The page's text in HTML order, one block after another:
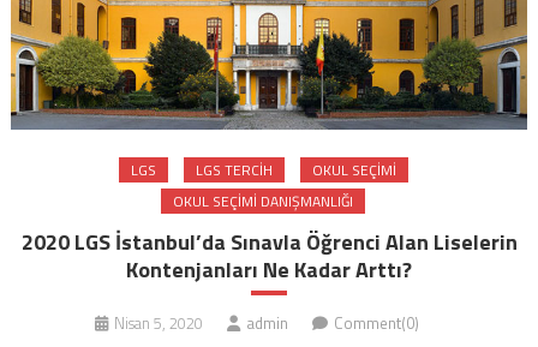
LGS LGS TERCIH
OKUL SEÇIMI
OKUL SEÇIMI DANIŞMANLIĞI
2020 LGS İstanbul’da Sınavla Öğrenci Alan Liselerin
Kontenjanları Ne Kadar Arttı?
Nisan 5, 2020 admin Comment(0)